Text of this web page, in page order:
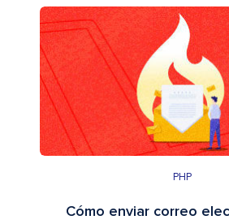
PHP
Cómo enviar correo